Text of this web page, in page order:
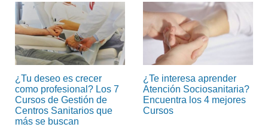
¿Tu deseo es crecer
como profesional? Los 7
Cursos de Gestión de
Centros Sanitarios que
más se buscan
¿Te interesa aprender
Atención Sociosanitaria?
Encuentra los 4 mejores
Cursos